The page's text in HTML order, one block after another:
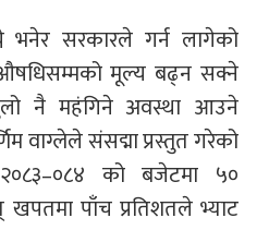
भनेर सरकारले गर्न लागेको
औषधिसम्मको मूल्य बढ्न सक्ने
नै महंगिने अवस्था आउने
वाग्लेले संसद्मा प्रस्तुत गरेको
को बजेटमा ५०
खपतमा पाँच प्रतिशतले भ्याट